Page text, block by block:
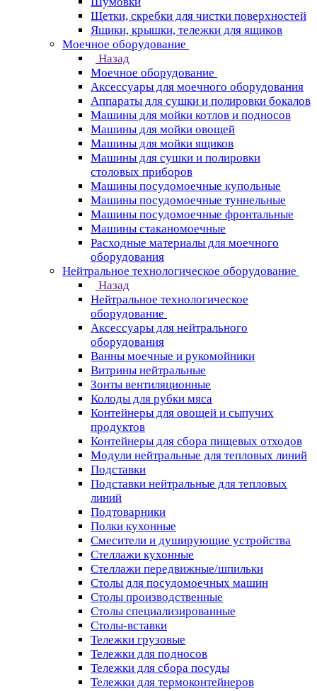
Щетки, скребки для чистки поверхностей
Ящики, крышки, тележки для ящиков
Моечное оборудование
Назад
Моечное оборудование
Аксессуары для моечного оборудования
Аппараты для сушки и полировки бокалов
Машины для мойки котлов и подносов
Машины для мойки овощей
Машины для мойки ящиков
Машины для сушки и полировки
столовых приборов
Машины посудомоечные купольные
Машины посудомоечные туннельные
Машины посудомоечные фронтальные
Машины стаканомоечные
Расходные материалы для моечного
оборудования
Нейтральное технологическое оборудование
Назад
Нейтральное технологическое
оборудование
Аксессуары для нейтрального
оборудования
Ванны моечные и рукомойники
Витрины нейтральные
Зонты вентиляционные
Колоды для рубки мяса
Контейнеры для овощей и сыпучих
продуктов
Контейнеры для сбора пищевых отходов
Модули нейтральные для тепловых линий
Подставки
Подставки нейтральные для тепловых
линий
Подтоварники
Полки кухонные
Смесители и душирующие устройства
Стеллажи кухонные
Стеллажи передвижные/шпильки
Столы для посудомоечных машин
Столы производственные
Столы специализированные
Столы-вставки
Тележки грузовые
Тележки для подносов
Тележки для сбора посуды
Тележки для термоконтейнеров